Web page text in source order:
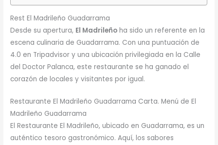
Rest El Madrileño Guadarrama
Desde su apertura, El Madrileño ha sido un referente en la
escena culinaria de Guadarrama. Con una puntuación de
4.0 en Tripadvisor y una ubicación privilegiada en la Calle
del Doctor Palanca, este restaurante se ha ganado el
corazón de locales y visitantes por igual.
Restaurante El Madrileño Guadarrama Carta. Menú de El
Madrileño Guadarrama
El Restaurante El Madrileño, ubicado en Guadarrama, es un
auténtico tesoro gastronómico. Aquí, los sabores